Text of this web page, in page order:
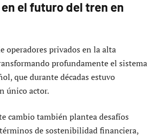
el futuro del tren en
operadores privados en la alta
profundamente el sistema
que durante décadas estuvo
único actor.
cambio también plantea desafíos
de sostenibilidad financiera,